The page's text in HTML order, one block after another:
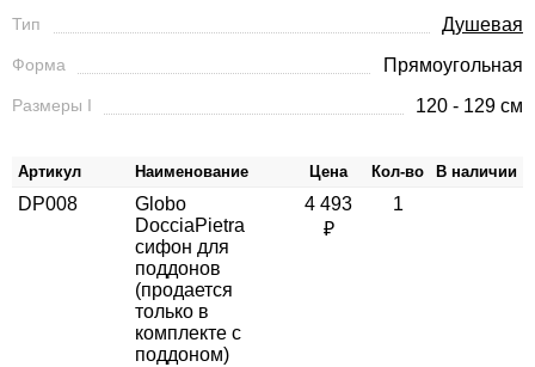
Тип Душевая
Форма Прямоугольная
Размеры I 120 - 129 см
Артикул Наименование Цена Кол-во В наличии
DP008
Globo
DocciaPietra
сифон для
поддонов
(продается
только в
комплекте с
поддоном)
4 493
₽
1